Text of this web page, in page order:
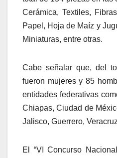
Cerámica, Textiles,
Papel, Hoja de Maíz y
Miniaturas, entre otras.
Cabe señalar que, del
fueron mujeres y 85
entidades federativas
Chiapas, Ciudad de
Jalisco, Guerrero,
El “VI Concurso